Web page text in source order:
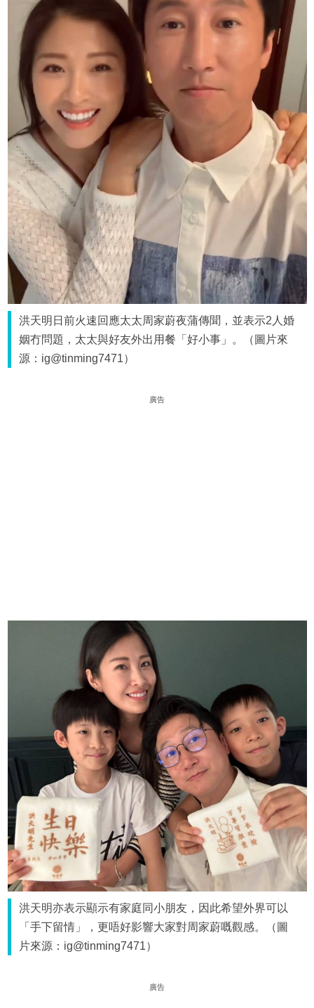
洪天明日前火速回應太太周家蔚夜蒲傳聞，並表示2人婚
姻冇問題，太太與好友外出用餐「好小事」。（圖片來
源：ig@tinming7471）
廣告
洪天明亦表示顯示有家庭同小朋友，因此希望外界可以
「手下留情」，更唔好影響大家對周家蔚嘅觀感。（圖
片來源：ig@tinming7471）
廣告